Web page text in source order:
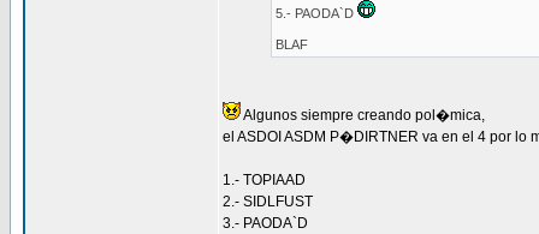
5.- PAODA`D
BLAF
Algunos siempre creando pol�mica,
el ASDOI ASDM P�DIRTNER va en el 4 por lo
1.- TOPIAAD
2.- SIDLFUST
3.- PAODA`D